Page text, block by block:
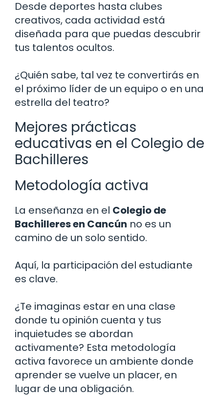
Desde deportes hasta clubes
creativos, cada actividad está
diseñada para que puedas descubrir
tus talentos ocultos.
¿Quién sabe, tal vez te convertirás en
el próximo líder de un equipo o en una
estrella del teatro?
Mejores prácticas
educativas en el Colegio de
Bachilleres
Metodología activa
La enseñanza en el Colegio de
Bachilleres en Cancún no es un
camino de un solo sentido.
Aquí, la participación del estudiante
es clave.
¿Te imaginas estar en una clase
donde tu opinión cuenta y tus
inquietudes se abordan
activamente? Esta metodología
activa favorece un ambiente donde
aprender se vuelve un placer, en
lugar de una obligación.